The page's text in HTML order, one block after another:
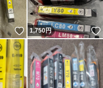
いいね！
1,750円